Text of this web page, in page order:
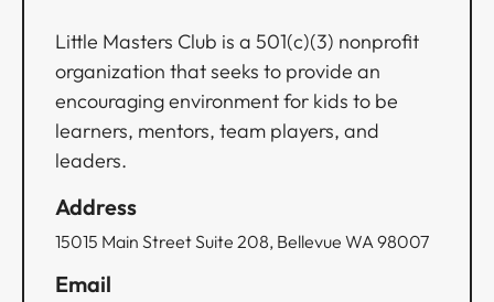
Little Masters Club is a 501(c)(3) nonprofit
organization that seeks to provide an
encouraging environment for kids to be
learners, mentors, team players, and
leaders.
Address
15015 Main Street Suite 208, Bellevue WA 98007
Email